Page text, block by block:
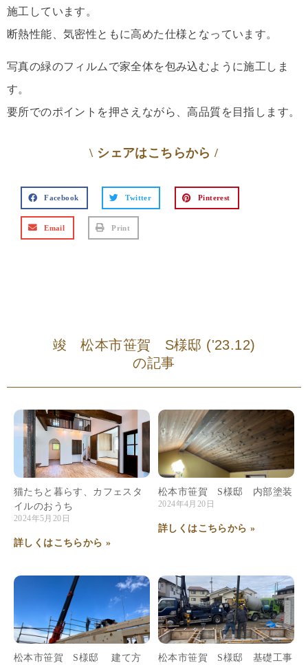
施工しています。
断熱性能、気密性ともに高めた仕様となっています。
写真の緑のフィルムで家全体を包み込むように施工しま
す。
要所でのポイントを押さえながら、高品質を目指します。
\ シェアはこちらから /
Facebook Twitter Pinterest
Email Print
竣 松本市笹賀 S様邸 ('23.12)
の記事
猫たちと暮らす、カフェスタ
イルのおうち
2024年5月20日
詳しくはこちらから »
松本市笹賀 S様邸 内部塗装
2024年4月20日
詳しくはこちらから »
松本市笹賀 S様邸 建て方 松本市笹賀 S様邸 基礎工事